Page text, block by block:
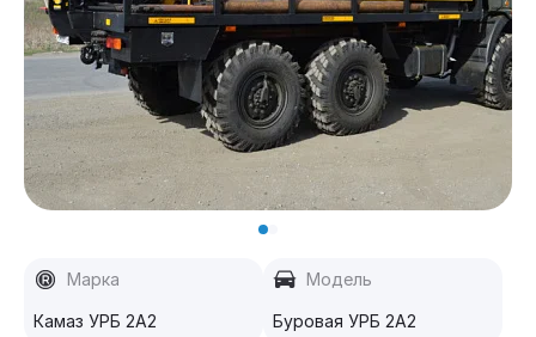
Марка
Камаз УРБ 2А2
Модель
Буровая УРБ 2А2